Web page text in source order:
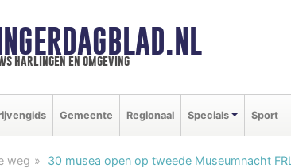
harlingen en omgeving
Gemeente Regionaal Specials Sport
weg 30 musea open op tweede Museumnacht FRL